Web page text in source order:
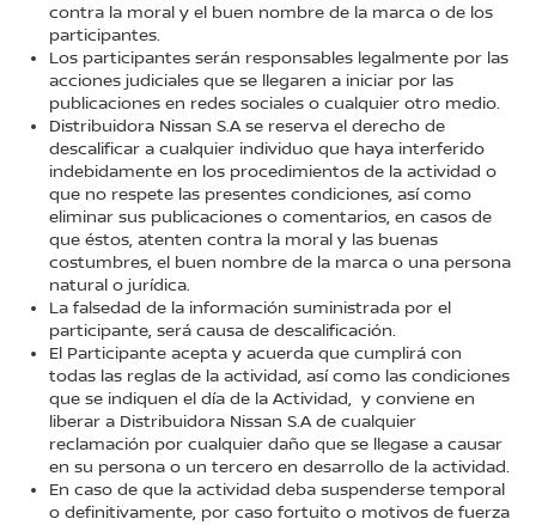
contra la moral y el buen nombre de la marca o de los
participantes.
Los participantes serán responsables legalmente por las
acciones judiciales que se llegaren a iniciar por las
publicaciones en redes sociales o cualquier otro medio.
Distribuidora Nissan S.A se reserva el derecho de
descalificar a cualquier individuo que haya interferido
indebidamente en los procedimientos de la actividad o
que no respete las presentes condiciones, así como
eliminar sus publicaciones o comentarios, en casos de
que éstos, atenten contra la moral y las buenas
costumbres, el buen nombre de la marca o una persona
natural o jurídica.
La falsedad de la información suministrada por el
participante, será causa de descalificación.
El Participante acepta y acuerda que cumplirá con
todas las reglas de la actividad, así como las condiciones
que se indiquen el día de la Actividad, y conviene en
liberar a Distribuidora Nissan S.A de cualquier
reclamación por cualquier daño que se llegase a causar
en su persona o un tercero en desarrollo de la actividad.
En caso de que la actividad deba suspenderse temporal
o definitivamente, por caso fortuito o motivos de fuerza